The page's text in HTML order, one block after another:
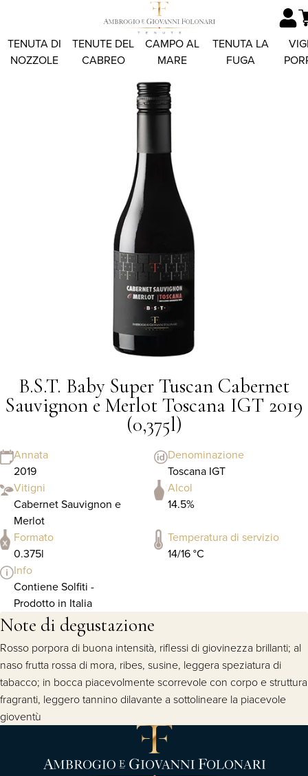
TENUTA DI
NOZZOLE
TENUTE DEL
CABREO
CAMPO AL
MARE
TENUTA LA
FUGA
B.S.T. Baby Super Tuscan Cabernet
Sauvignon e Merlot Toscana IGT 2019
(0,375l)
Annata
2019
Denominazione
Toscana IGT
Vitigni
Cabernet Sauvignon e
Merlot
Alcol
14.5%
Formato
0.375l
Temperatura di servizio
14/16 °C
Info
Contiene Solfiti -
Prodotto in Italia
Note di degustazione
Rosso porpora di buona intensità, riflessi di giovinezza brillanti; al
naso frutta rossa di mora, ribes, susine, leggera speziatura di
tabacco; in bocca piacevolmente scorrevole con corpo e struttura
fragranti, leggero tannino dilavante a sottolineare la piacevole
gioventù